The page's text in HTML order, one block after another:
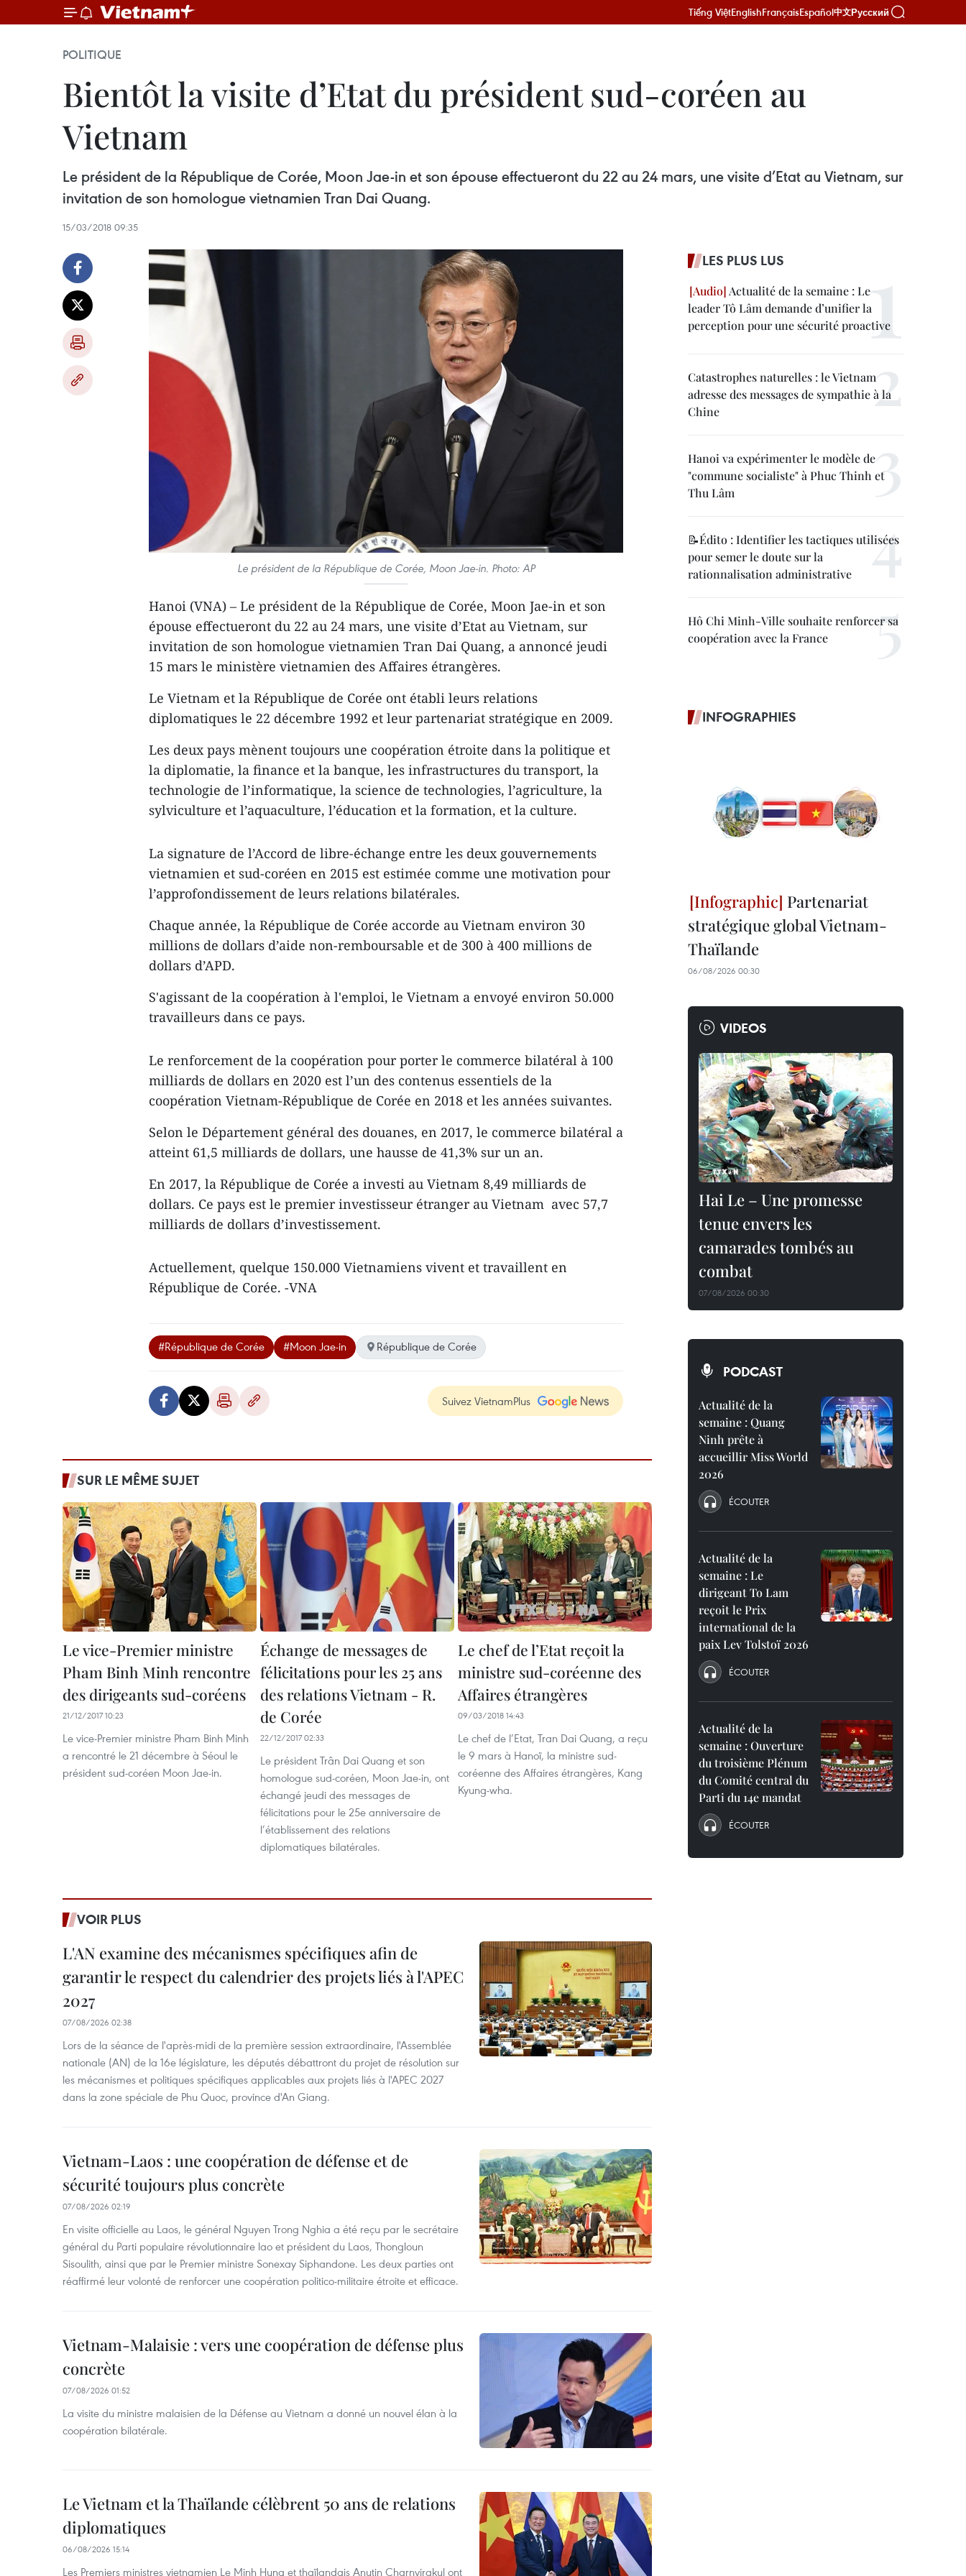
Tiếng ViệtEnglishFrançaisEspañol中文Русский
POLITIQUE
Bientôt la visite d’Etat du président sud-coréen au
Vietnam
Le président de la République de Corée, Moon Jae-in et son épouse effectueront du 22 au 24 mars, une visite d’Etat au Vietnam, sur
invitation de son homologue vietnamien Tran Dai Quang.
15/03/2018 09:35
Le président de la République de Corée, Moon Jae-in. Photo: AP
Hanoi (VNA) – Le président de la République de Corée, Moon Jae-in et son
épouse effectueront du 22 au 24 mars, une visite d’Etat au Vietnam, sur
invitation de son homologue vietnamien Tran Dai Quang, a annoncé jeudi
15 mars le ministère vietnamien des Affaires étrangères.
Le Vietnam et la République de Corée ont établi leurs relations
diplomatiques le 22 décembre 1992 et leur partenariat stratégique en 2009.
Les deux pays mènent toujours une coopération étroite dans la politique et
la diplomatie, la finance et la banque, les infrastructures du transport, la
technologie de l’informatique, la science de technologies, l’agriculture, la
sylviculture et l’aquaculture, l’éducation et la formation, et la culture.
La signature de l’Accord de libre-échange entre les deux gouvernements
vietnamien et sud-coréen en 2015 est estimée comme une motivation pour
l’approfondissement de leurs relations bilatérales.
Chaque année, la République de Corée accorde au Vietnam environ 30
millions de dollars d’aide non-remboursable et de 300 à 400 millions de
dollars d’APD.
S'agissant de la coopération à l'emploi, le Vietnam a envoyé environ 50.000
travailleurs dans ce pays.
Le renforcement de la coopération pour porter le commerce bilatéral à 100
milliards de dollars en 2020 est l’un des contenus essentiels de la
coopération Vietnam-République de Corée en 2018 et les années suivantes.
Selon le Département général des douanes, en 2017, le commerce bilatéral a
atteint 61,5 milliards de dollars, une hausse de 41,3% sur un an.
En 2017, la République de Corée a investi au Vietnam 8,49 milliards de
dollars. Ce pays est le premier investisseur étranger au Vietnam avec 57,7
milliards de dollars d’investissement.
Actuellement, quelque 150.000 Vietnamiens vivent et travaillent en
République de Corée. -VNA
#République de Corée #Moon Jae-in République de Corée
Suivez VietnamPlus
SUR LE MÊME SUJET
Le vice-Premier ministre
Pham Binh Minh rencontre
des dirigeants sud-coréens
21/12/2017 10:23
Le vice-Premier ministre Pham Binh Minh
a rencontré le 21 décembre à Séoul le
président sud-coréen Moon Jae-in.
Échange de messages de
félicitations pour les 25 ans
des relations Vietnam - R.
de Corée
22/12/2017 02:33
Le président Trân Dai Quang et son
homologue sud-coréen, Moon Jae-in, ont
échangé jeudi des messages de
félicitations pour le 25e anniversaire de
l’établissement des relations
diplomatiques bilatérales.
Le chef de l’Etat reçoit la
ministre sud-coréenne des
Affaires étrangères
09/03/2018 14:43
Le chef de l’Etat, Tran Dai Quang, a reçu
le 9 mars à Hanoï, la ministre sud-
coréenne des Affaires étrangères, Kang
Kyung-wha.
VOIR PLUS
L'AN examine des mécanismes spécifiques afin de
garantir le respect du calendrier des projets liés à l'APEC
2027
07/08/2026 02:38
Lors de la séance de l'après-midi de la première session extraordinaire, l'Assemblée
nationale (AN) de la 16e législature, les députés débattront du projet de résolution sur
les mécanismes et politiques spécifiques applicables aux projets liés à l'APEC 2027
dans la zone spéciale de Phu Quoc, province d'An Giang.
Vietnam-Laos : une coopération de défense et de
sécurité toujours plus concrète
07/08/2026 02:19
En visite officielle au Laos, le général Nguyen Trong Nghia a été reçu par le secrétaire
général du Parti populaire révolutionnaire lao et président du Laos, Thongloun
Sisoulith, ainsi que par le Premier ministre Sonexay Siphandone. Les deux parties ont
réaffirmé leur volonté de renforcer une coopération politico-militaire étroite et efficace.
Vietnam-Malaisie : vers une coopération de défense plus
concrète
07/08/2026 01:52
La visite du ministre malaisien de la Défense au Vietnam a donné un nouvel élan à la
coopération bilatérale.
Le Vietnam et la Thaïlande célèbrent 50 ans de relations
diplomatiques
06/08/2026 15:14
Les Premiers ministres vietnamien Le Minh Hung et thaïlandais Anutin Charnvirakul ont
LES PLUS LUS
Actualité de la semaine : Le
leader Tô Lâm demande d’unifier la
perception pour une sécurité proactive
Catastrophes naturelles : le Vietnam
adresse des messages de sympathie à la
Chine
Hanoi va expérimenter le modèle de
"commune socialiste" à Phuc Thinh et
Thu Lâm
📝Édito : Identifier les tactiques utilisées
pour semer le doute sur la
rationnalisation administrative
Hô Chi Minh-Ville souhaite renforcer sa
coopération avec la France
INFOGRAPHIES
Partenariat
stratégique global Vietnam-
Thaïlande
06/08/2026 00:30
VIDEOS
Hai Le – Une promesse
tenue envers les
camarades tombés au
combat
07/08/2026 00:30
PODCAST
Actualité de la
semaine : Quang
Ninh prête à
accueillir Miss World
2026
ÉCOUTER
Actualité de la
semaine : Le
dirigeant To Lam
reçoit le Prix
international de la
paix Lev Tolstoï 2026
ÉCOUTER
Actualité de la
semaine : Ouverture
du troisième Plénum
du Comité central du
Parti du 14e mandat
ÉCOUTER